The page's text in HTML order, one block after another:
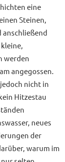
eine
Steinen,
anschließend
werden
angegossen.
nicht in
Hitzestau
neues
der
warum im